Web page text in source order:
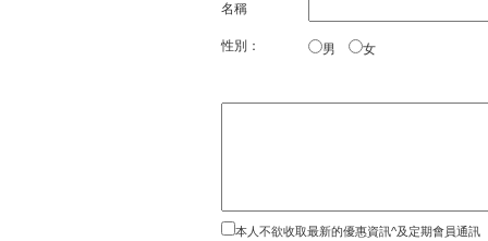
名稱
性別： 男 女
本人不欲收取最新的優惠資訊^及定期會員通訊